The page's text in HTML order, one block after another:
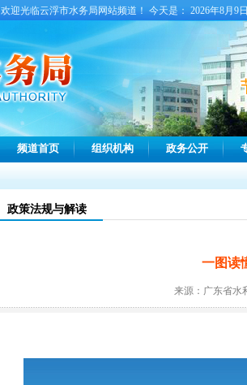
欢迎光临云浮市水务局网站频道！ 今天是： 2026年8月9
频道首页 组织机构 政务公开
政策法规与解读
一图读
来源：广东省水